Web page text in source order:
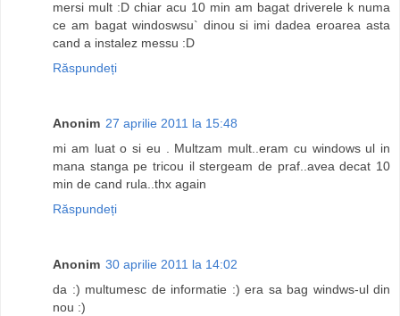
mersi mult :D chiar acu 10 min am bagat driverele k numa
ce am bagat windoswsu` dinou si imi dadea eroarea asta
cand a instalez messu :D
Răspundeți
Anonim 27 aprilie 2011 la 15:48
mi am luat o si eu . Multzam mult..eram cu windows ul in
mana stanga pe tricou il stergeam de praf..avea decat 10
min de cand rula..thx again
Răspundeți
Anonim 30 aprilie 2011 la 14:02
da :) multumesc de informatie :) era sa bag windws-ul din
nou :)